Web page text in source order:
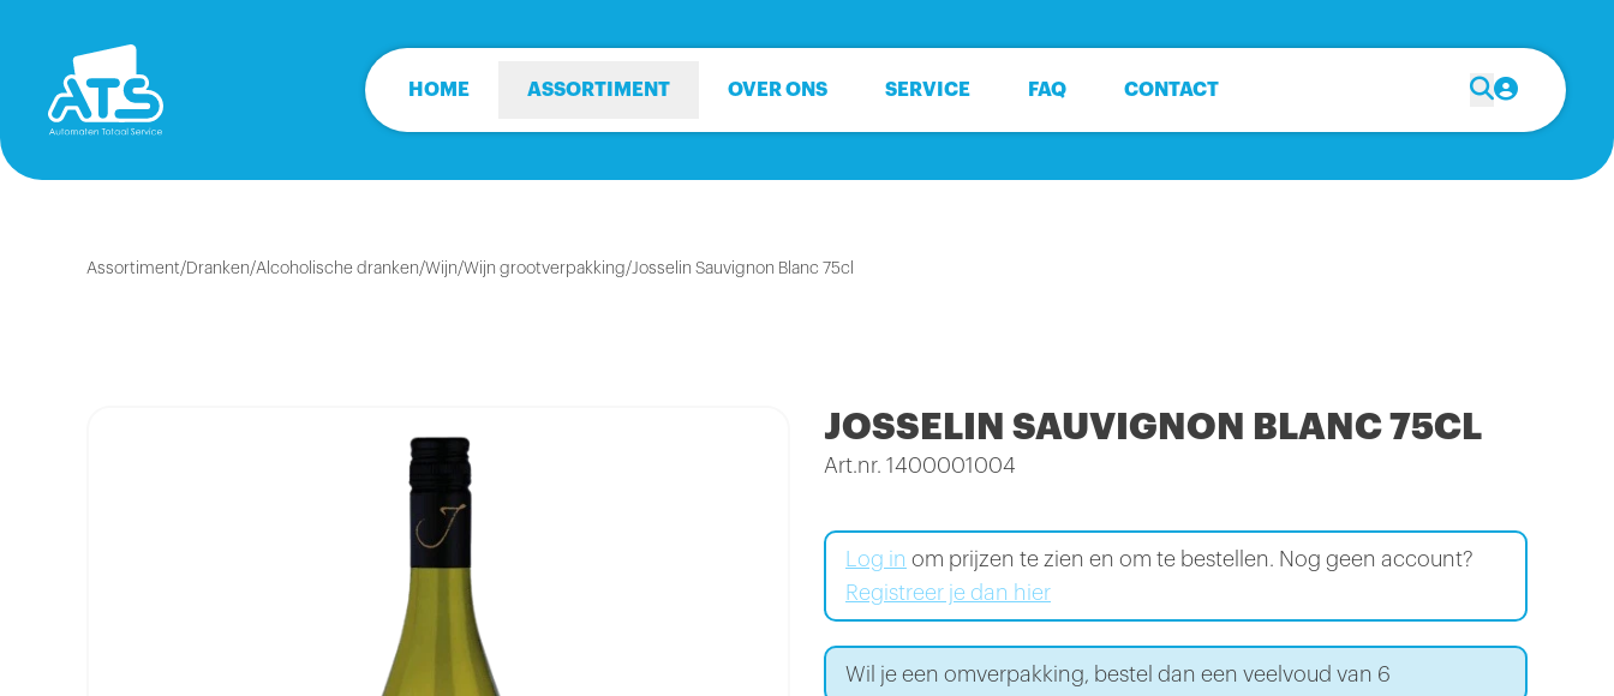
HOME ASSORTIMENT OVER ONS SERVICE FAQ CONTACT
Assortiment/Dranken/Alcoholische dranken/Wijn/Wijn grootverpakking/Josselin Sauvignon Blanc 75cl
JOSSELIN SAUVIGNON BLANC 75CL
Art.nr. 1400001004
Log in om prijzen te zien en om te bestellen. Nog geen account?
Registreer je dan hier
Wil je een omverpakking, bestel dan een veelvoud van 6